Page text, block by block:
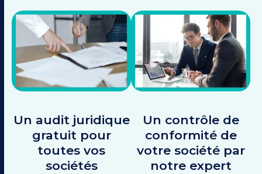
Un audit juridique
gratuit pour
toutes vos
sociétés
Un contrôle de
conformité de
votre société par
notre expert